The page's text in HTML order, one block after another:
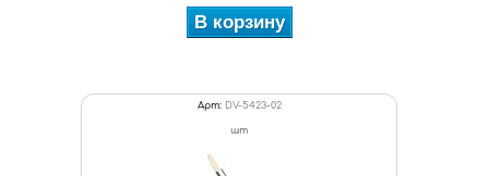
В корзину
Арт: DV-5423-02
шт